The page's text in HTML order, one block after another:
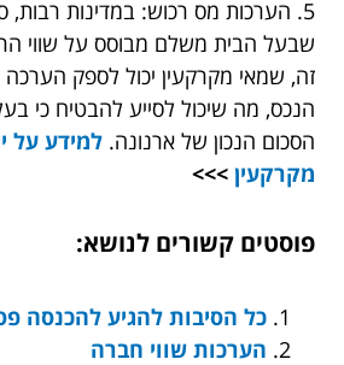
5. הערכות מס רכוש: במדינות רבות,
שבעל הבית משלם מבוסס על שווי
זה, שמאי מקרקעין יכול לספק הערכה
הנכס, מה שיכול לסייע להבטיח כי
הסכום הנכון של ארנונה. למידע על
מקרקעין >>>
פוסטים קשורים לנושא:
כל הסיבות להגיע להכנסה
הערכות שווי חברה